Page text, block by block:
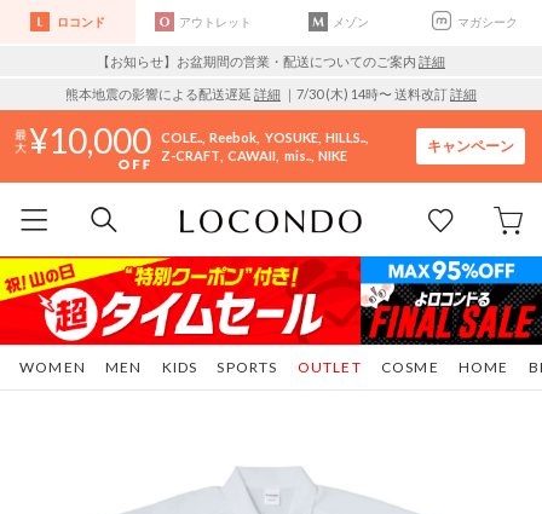
ロコンド アウトレット メゾン マガシーク
【お知らせ】お盆期間の営業・配送についてのご案内 詳細
熊本地震の影響による配送遅延 詳細 ｜7/30 (木) 14時〜 送料改訂詳細
10,000 COLE.. Reebok YOSUKE HILLS..
Z-CRAFT CAWAII mis.. NIKE
キャンペーン
WOMEN MEN KIDS SPORTS COSME HOME
OUTLET